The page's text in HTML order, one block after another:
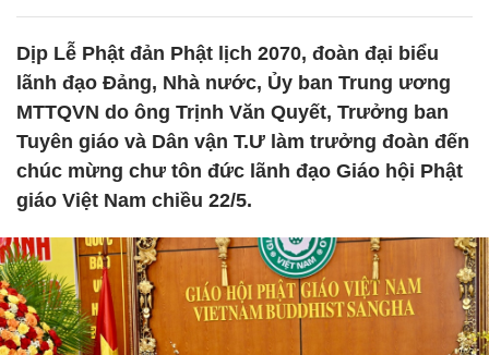
Dịp Lễ Phật đản Phật lịch 2070, đoàn đại biểu
lãnh đạo Đảng, Nhà nước, Ủy ban Trung ương
MTTQVN do ông Trịnh Văn Quyết, Trưởng ban
Tuyên giáo và Dân vận T.Ư làm trưởng đoàn đến
chúc mừng chư tôn đức lãnh đạo Giáo hội Phật
giáo Việt Nam chiều 22/5.